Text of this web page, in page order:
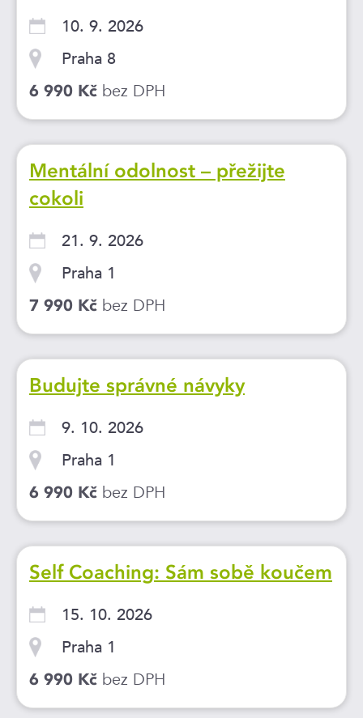
10. 9. 2026
Praha 8
6 990 Kč bez DPH
Mentální odolnost – přežijte
cokoli
21. 9. 2026
Praha 1
7 990 Kč bez DPH
Budujte správné návyky
9. 10. 2026
Praha 1
6 990 Kč bez DPH
Self Coaching: Sám sobě koučem
15. 10. 2026
Praha 1
6 990 Kč bez DPH